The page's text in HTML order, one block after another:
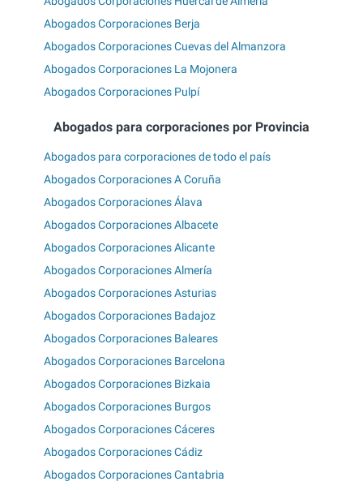
Abogados Corporaciones Berja
Abogados Corporaciones Cuevas del Almanzora
Abogados Corporaciones La Mojonera
Abogados Corporaciones Pulpí
Abogados para corporaciones por Provincia
Abogados para corporaciones de todo el país
Abogados Corporaciones A Coruña
Abogados Corporaciones Álava
Abogados Corporaciones Albacete
Abogados Corporaciones Alicante
Abogados Corporaciones Almería
Abogados Corporaciones Asturias
Abogados Corporaciones Badajoz
Abogados Corporaciones Baleares
Abogados Corporaciones Barcelona
Abogados Corporaciones Bizkaia
Abogados Corporaciones Burgos
Abogados Corporaciones Cáceres
Abogados Corporaciones Cádiz
Abogados Corporaciones Cantabria